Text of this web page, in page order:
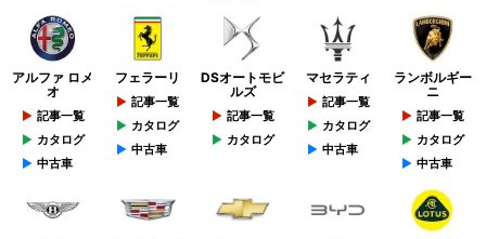
アルファ ロメ
オ
記事一覧
カタログ
中古車
フェラーリ
記事一覧
カタログ
中古車
DSオートモビ
ルズ
記事一覧
カタログ
マセラティ
記事一覧
カタログ
中古車
ランボルギー
ニ
記事一覧
カタログ
中古車